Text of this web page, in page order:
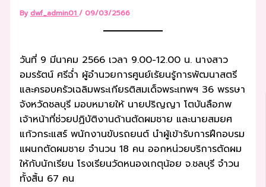
By dwf_admin01 / 09/03/2566
วันที่ 9 มีนาคม 2566 เวลา 9.00-12.00 น. นางสาว
อมรรัตน์ ศรีฉ่ำ ผู้อำนวยการศูนย์เรัยนรู้การพัฒนาสตรี
และครอบครัวเฉลิมพระเกียรติสมเด็จพระเทพฯ 36 พรรษา
จังหวัดชลบุรี มอบหมายให้ นายปริญญา โตบันลือภพ
เจ้าหน้าที่ช่วยปฏิบัติงานด้านตัดผมชาย และนายสมยศ
แก้วกระแสร์ พนักงานขับรถยนต์ นำผู้เข้ารับการฝึกอบรม
แผนกตัดผมชาย จำนวน 18 คน ออกหน่วยบริการตัดผม
ให้กับนักเรียน โรงเรียนวัดหนองเกตุน้อย จ.ชลบุรี จำวน
ทั้งสิ้น 67 คน